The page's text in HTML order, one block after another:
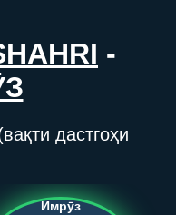
-
дастгоҳи
Имрӯз